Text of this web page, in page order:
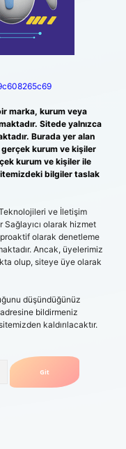
marka, kurum veya
Sitede yalnızca
Burada yer alan
kurum ve kişiler
kurum ve kişiler ile
bilgiler taslak
ve İletişim
Sağlayıcı olarak hizmet
olarak denetleme
Ancak, üyelerimiz
olup, siteye üye olarak
düşündüğünüz
adresine bildirmeniz
kaldırılacaktır.